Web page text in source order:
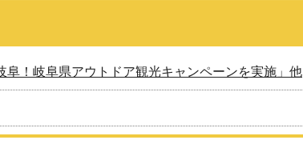
阜！岐阜県アウトドア観光キャンペーンを実施」他